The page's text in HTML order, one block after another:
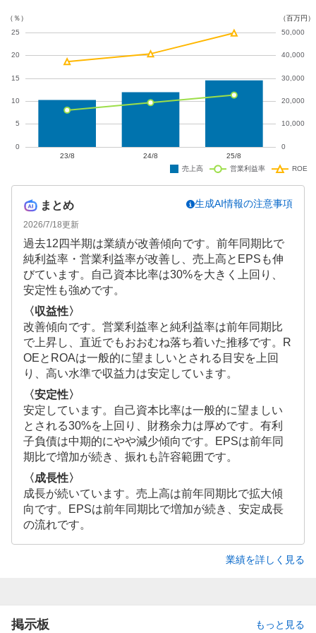
まとめ
2026/7/18更新
生成AI情報の注意事項
過去12四半期は業績が改善傾向です。前年同期比で
純利益率・営業利益率が改善し、売上高とEPSも伸
びています。自己資本比率は30%を大きく上回り、
安定性も強めです。
〈収益性〉
改善傾向です。営業利益率と純利益率は前年同期比
で上昇し、直近でもおおむね落ち着いた推移です。R
OEとROAは一般的に望ましいとされる目安を上回
り、高い水準で収益力は安定しています。
〈安定性〉
安定しています。自己資本比率は一般的に望ましい
とされる30%を上回り、財務余力は厚めです。有利
子負債は中期的にやや減少傾向です。EPSは前年同
期比で増加が続き、振れも許容範囲です。
〈成長性〉
成長が続いています。売上高は前年同期比で拡大傾
向です。EPSは前年同期比で増加が続き、安定成長
の流れです。
業績を詳しく見る
掲示板 もっと見る